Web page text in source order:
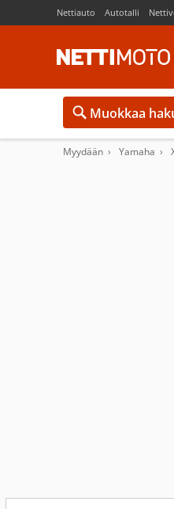
Nettiauto Autotalli
Muokkaa
Myydään Yamaha